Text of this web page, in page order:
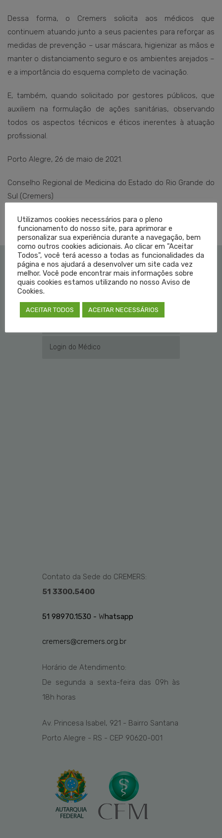
Dessa forma, o Cremers solicita aos médicos que
continuem atuando junto a seus pacientes para reforçar as
medidas de prevenção – usar máscara, higienizar as mãos e
manter o distanciamento seguro e os ambientes arejados –
e a importância do esquema completo de vacinação.
E, também, quando solicitado por gestores públicos, que
auxiliem na formulação de ações sanitárias, observando
todos os aspectos técnicos e éticos inerentes à atuação
profissional.
Porto Alegre, 26 de maio de 2021.
Conselho Regional de Medicina do Estado do Rio Grande do
Sul (Cremers)
Institucional
Login do Médico
Contato da Sede do CREMERS:
51 3300.5400
51 98970.1530 - Whatsapp
cremers@cremers.org.br
Horário de Atendimento:
De segunda a sexta-feira das 09h às
18h horas
Av. Princesa Isabel, 921 - Bairro Santana
Porto Alegre - RS - CEP 90620-001
Utilizamos cookies necessários para o pleno
funcionamento do nosso site, para aprimorar e
personalizar sua experiência durante a navegação, bem
como outros cookies adicionais. Ao clicar em "Aceitar
Todos", você terá acesso a todas as funcionalidades da
página e nos ajudará a desenvolver um site cada vez
melhor. Você pode encontrar mais informações sobre
quais cookies estamos utilizando no nosso Aviso de
Cookies.
ACEITAR TODOS ACEITAR NECESSÁRIOS